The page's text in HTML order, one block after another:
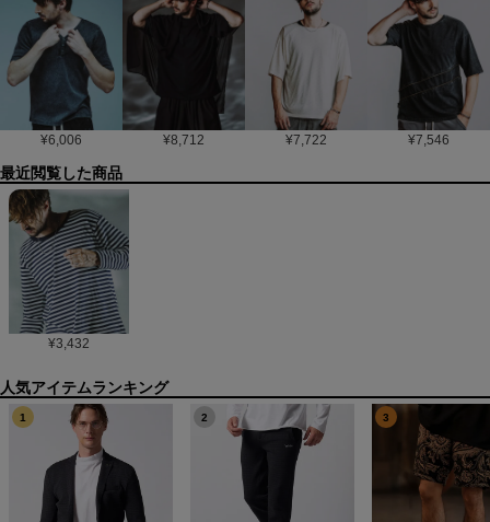
¥6,006 ¥8,712 ¥7,722 ¥7,546
最近閲覧した商品
¥3,432
1 2 3